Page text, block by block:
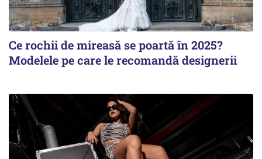
Ce rochii de mireasă se poartă în 2025?
Modelele pe care le recomandă designerii